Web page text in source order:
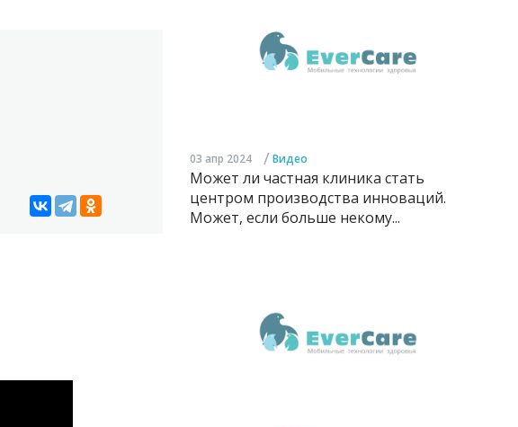
03 апр 2024 / Видео
Может ли частная клиника стать
центром производства инноваций.
Может, если больше некому...